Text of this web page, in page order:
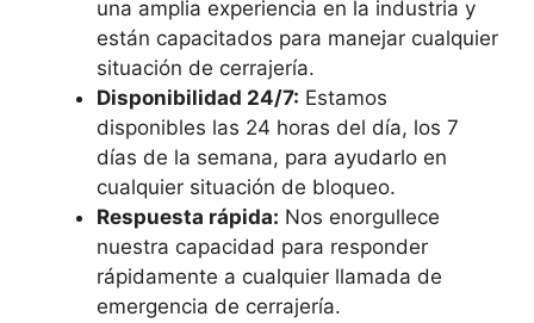
una amplia experiencia en la industria y
están capacitados para manejar cualquier
situación de cerrajería.
Disponibilidad 24/7: Estamos
disponibles las 24 horas del día, los 7
días de la semana, para ayudarlo en
cualquier situación de bloqueo.
Respuesta rápida: Nos enorgullece
nuestra capacidad para responder
rápidamente a cualquier llamada de
emergencia de cerrajería.